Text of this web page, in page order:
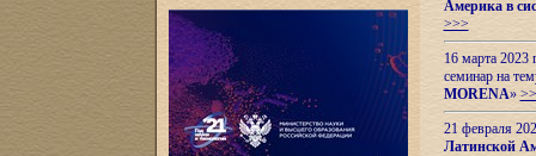
Америка в
>>>
16 марта 2023
семинар на
MORENA»
21 февраля
Латинской